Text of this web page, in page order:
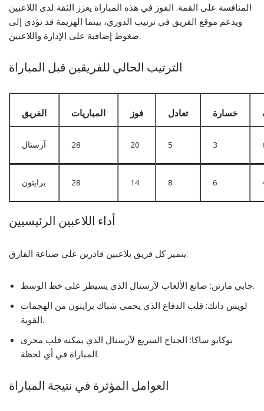
المنافسة على القمة. الفوز في هذه المباراة يعزز الثقة لدى اللاعبين
ويدعم موقع الفريق في ترتيب الدوري، بينما الهزيمة قد تؤدي إلى
ضغوط إضافية على الإدارة واللاعبين.
الترتيب الحالي للفريقين قبل المباراة
الفريق المباريات فوز تعادل خسارة
آرسنال 28 20 5 3
برايتون 28 14 8 6
أداء اللاعبين الرئيسيين
يتميز كل فريق بلاعبين قادرين على صناعة الفارق:
جابي مارتن: صانع الألعاب لآرسنال الذي يسيطر على خط الوسط.
لويس دانك: قلب الدفاع الذي يحمي شباك برايتون من الهجمات
القوية.
بوكايو ساكا: الجناح السريع لآرسنال الذي يمكنه قلب مجرى
المباراة في أي لحظة.
العوامل المؤثرة في نتيجة المباراة